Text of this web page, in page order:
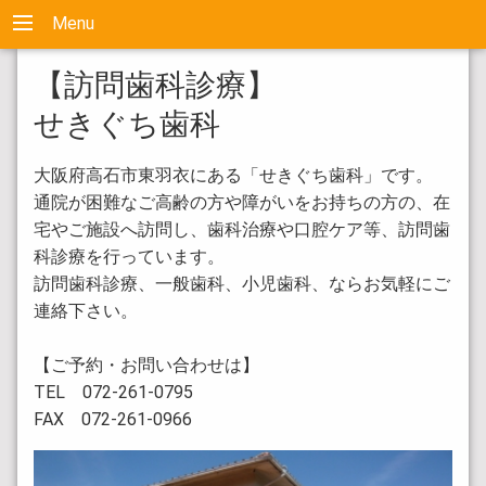
Menu
【訪問歯科診療】
せきぐち歯科
大阪府高石市東羽衣にある「せきぐち歯科」です。
通院が困難なご高齢の方や障がいをお持ちの方の、在
宅やご施設へ訪問し、歯科治療や口腔ケア等、訪問歯
科診療を行っています。
訪問歯科診療、一般歯科、小児歯科、ならお気軽にご
連絡下さい。
【ご予約・お問い合わせは】
TEL 072-261-0795
FAX 072-261-0966